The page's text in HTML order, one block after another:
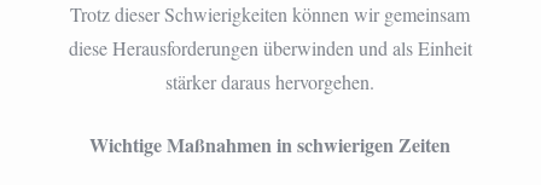
Trotz dieser Schwierigkeiten können wir gemeinsam
diese Herausforderungen überwinden und als Einheit
stärker daraus hervorgehen.
Wichtige Maßnahmen in schwierigen Zeiten